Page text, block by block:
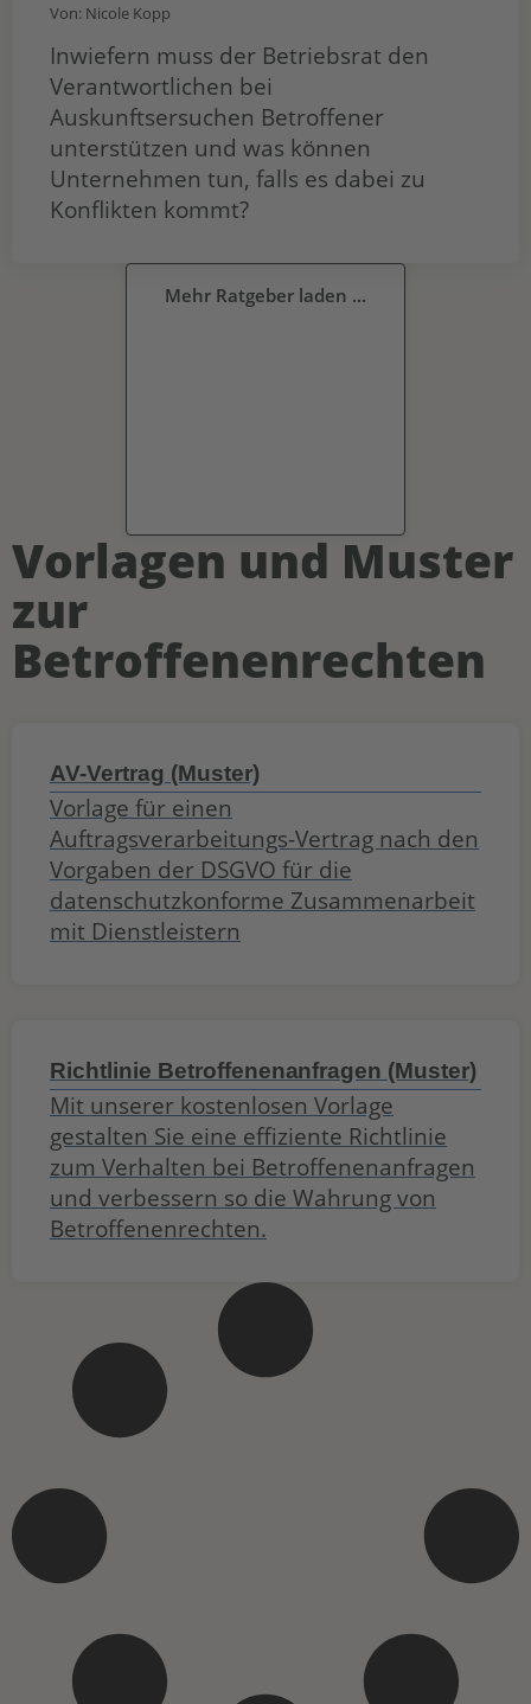
Von: Nicole Kopp
Inwiefern muss der Betriebsrat den
Verantwortlichen bei
Auskunftsersuchen Betroffener
unterstützen und was können
Unternehmen tun, falls es dabei zu
Konflikten kommt?
Mehr Ratgeber laden ...
Vorlagen und Muster
zur
Betroffenenrechten
AV-Vertrag (Muster)
Vorlage für einen
Auftragsverarbeitungs-Vertrag nach den
Vorgaben der DSGVO für die
datenschutzkonforme Zusammenarbeit
mit Dienstleistern
Richtlinie Betroffenenanfragen (Muster)
Mit unserer kostenlosen Vorlage
gestalten Sie eine effiziente Richtlinie
zum Verhalten bei Betroffenenanfragen
und verbessern so die Wahrung von
Betroffenenrechten.